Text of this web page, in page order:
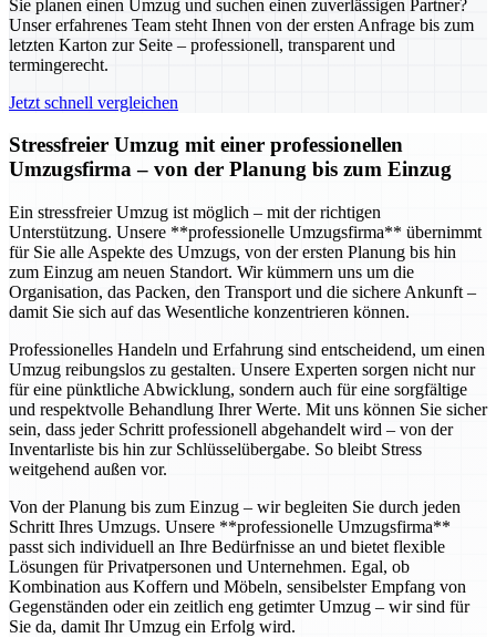
Sie planen einen Umzug und suchen einen zuverlässigen Partner?
Unser erfahrenes Team steht Ihnen von der ersten Anfrage bis zum
letzten Karton zur Seite – professionell, transparent und
termingerecht.
Jetzt schnell vergleichen
Stressfreier Umzug mit einer professionellen
Umzugsfirma – von der Planung bis zum Einzug
Ein stressfreier Umzug ist möglich – mit der richtigen
Unterstützung. Unsere **professionelle Umzugsfirma** übernimmt
für Sie alle Aspekte des Umzugs, von der ersten Planung bis hin
zum Einzug am neuen Standort. Wir kümmern uns um die
Organisation, das Packen, den Transport und die sichere Ankunft –
damit Sie sich auf das Wesentliche konzentrieren können.
Professionelles Handeln und Erfahrung sind entscheidend, um einen
Umzug reibungslos zu gestalten. Unsere Experten sorgen nicht nur
für eine pünktliche Abwicklung, sondern auch für eine sorgfältige
und respektvolle Behandlung Ihrer Werte. Mit uns können Sie sicher
sein, dass jeder Schritt professionell abgehandelt wird – von der
Inventarliste bis hin zur Schlüsselübergabe. So bleibt Stress
weitgehend außen vor.
Von der Planung bis zum Einzug – wir begleiten Sie durch jeden
Schritt Ihres Umzugs. Unsere **professionelle Umzugsfirma**
passt sich individuell an Ihre Bedürfnisse an und bietet flexible
Lösungen für Privatpersonen und Unternehmen. Egal, ob
Kombination aus Koffern und Möbeln, sensibelster Empfang von
Gegenständen oder ein zeitlich eng getimter Umzug – wir sind für
Sie da, damit Ihr Umzug ein Erfolg wird.